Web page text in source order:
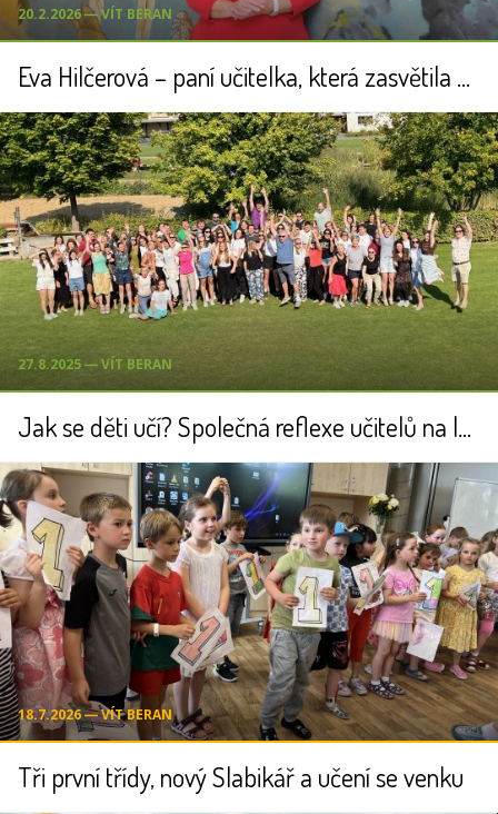
20.2.2026 ― VÍT BERAN
Eva Hilčerová – paní učitelka, která zasvětila kunratické škole celý svůj život
27.8.2025 ― VÍT BERAN
Jak se děti učí? Společná reflexe učitelů na letní škole
18.7.2026 ― VÍT BERAN
Tři první třídy, nový Slabikář a učení se venku